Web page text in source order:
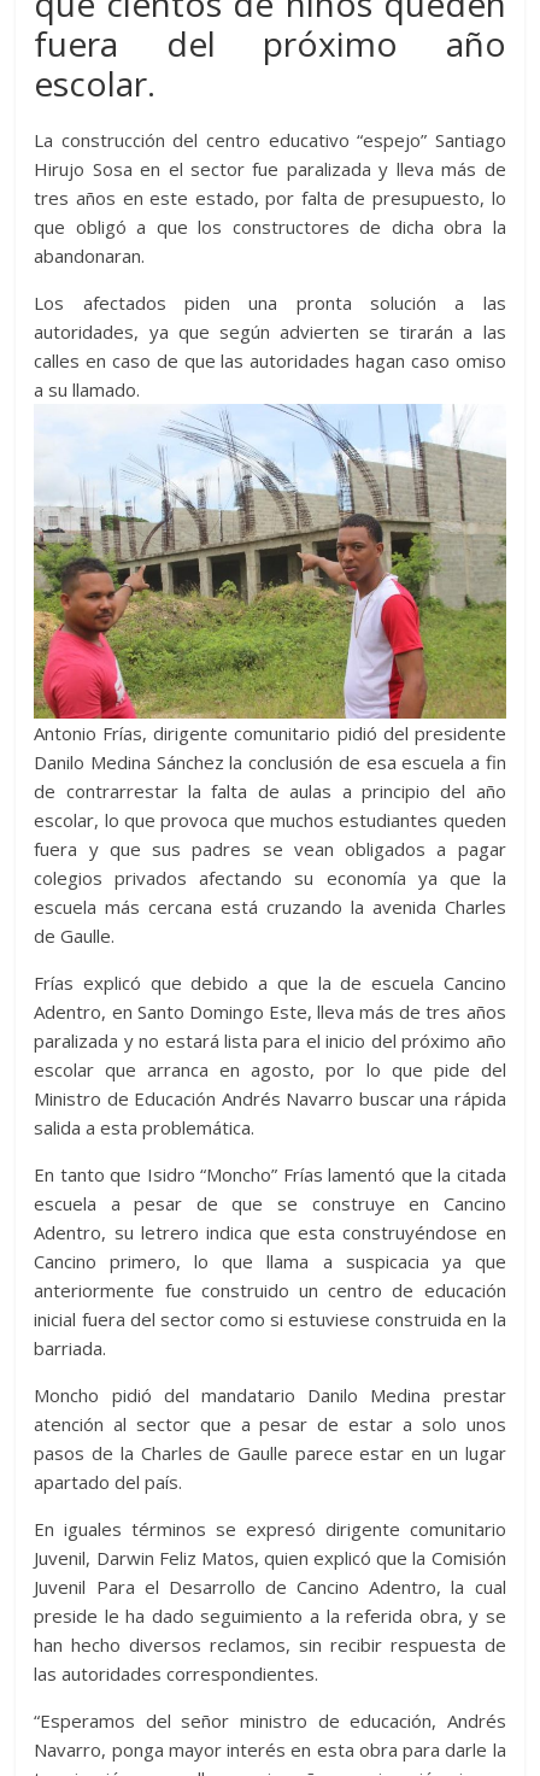
fuera del próximo año
escolar.
La construcción del centro educativo “espejo” Santiago
Hirujo Sosa en el sector fue paralizada y lleva más de
tres años en este estado, por falta de presupuesto, lo
que obligó a que los constructores de dicha obra la
abandonaran.
Los afectados piden una pronta solución a las
autoridades, ya que según advierten se tirarán a las
calles en caso de que las autoridades hagan caso omiso
a su llamado.
Antonio Frías, dirigente comunitario pidió del presidente
Danilo Medina Sánchez la conclusión de esa escuela a fin
de contrarrestar la falta de aulas a principio del año
escolar, lo que provoca que muchos estudiantes queden
fuera y que sus padres se vean obligados a pagar
colegios privados afectando su economía ya que la
escuela más cercana está cruzando la avenida Charles
de Gaulle.
Frías explicó que debido a que la de escuela Cancino
Adentro, en Santo Domingo Este, lleva más de tres años
paralizada y no estará lista para el inicio del próximo año
escolar que arranca en agosto, por lo que pide del
Ministro de Educación Andrés Navarro buscar una rápida
salida a esta problemática.
En tanto que Isidro “Moncho” Frías lamentó que la citada
escuela a pesar de que se construye en Cancino
Adentro, su letrero indica que esta construyéndose en
Cancino primero, lo que llama a suspicacia ya que
anteriormente fue construido un centro de educación
inicial fuera del sector como si estuviese construida en la
barriada.
Moncho pidió del mandatario Danilo Medina prestar
atención al sector que a pesar de estar a solo unos
pasos de la Charles de Gaulle parece estar en un lugar
apartado del país.
En iguales términos se expresó dirigente comunitario
Juvenil, Darwin Feliz Matos, quien explicó que la Comisión
Juvenil Para el Desarrollo de Cancino Adentro, la cual
preside le ha dado seguimiento a la referida obra, y se
han hecho diversos reclamos, sin recibir respuesta de
las autoridades correspondientes.
“Esperamos del señor ministro de educación, Andrés
Navarro, ponga mayor interés en esta obra para darle la